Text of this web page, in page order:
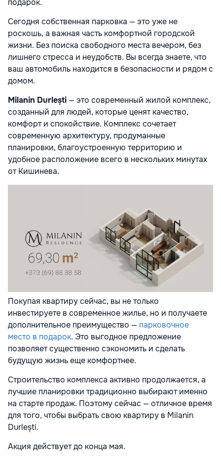
подарок.
Сегодня собственная парковка — это уже не
роскошь, а важная часть комфортной городской
жизни. Без поиска свободного места вечером, без
лишнего стресса и неудобств. Вы всегда знаете, что
ваш автомобиль находится в безопасности и рядом с
домом.
Milanin Durlești — это современный жилой комплекс,
созданный для людей, которые ценят качество,
комфорт и спокойствие. Комплекс сочетает
современную архитектуру, продуманные
планировки, благоустроенную территорию и
удобное расположение всего в нескольких минутах
от Кишинева.
Покупая квартиру сейчас, вы не только
инвестируете в современное жилье, но и получаете
дополнительное преимущество — парковочное
место в подарок. Это выгодное предложение
позволяет существенно сэкономить и сделать
будущую жизнь еще комфортнее.
Строительство комплекса активно продолжается, а
лучшие планировки традиционно выбирают именно
на старте продаж. Поэтому сейчас — отличное время
для того, чтобы выбрать свою квартиру в Milanin
Durlești.
Акция действует до конца мая.